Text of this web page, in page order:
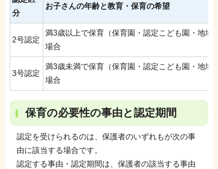
分
お子さんの年齢と教育・保育の希望
2号認定
満3歳以上で保育（保育園・認定こども園・地域
場合
3号認定
満3歳未満で保育（保育園・認定こども園・地域
場合
保育の必要性の事由と認定期間
認定を受けられるのは、保護者のいずれもが次の事
由に該当する場合です。
認定する事由・認定期間は、保護者の該当する事由